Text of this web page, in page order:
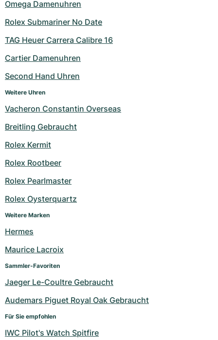
Omega Damenuhren
Rolex Submariner No Date
TAG Heuer Carrera Calibre 16
Cartier Damenuhren
Second Hand Uhren
Weitere Uhren
Vacheron Constantin Overseas
Breitling Gebraucht
Rolex Kermit
Rolex Rootbeer
Rolex Pearlmaster
Rolex Oysterquartz
Weitere Marken
Hermes
Maurice Lacroix
Sammler-Favoriten
Jaeger Le-Coultre Gebraucht
Audemars Piguet Royal Oak Gebraucht
Für Sie empfohlen
IWC Pilot's Watch Spitfire